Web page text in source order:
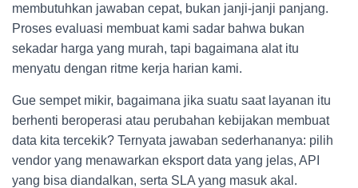
membutuhkan jawaban cepat, bukan janji-janji panjang.
Proses evaluasi membuat kami sadar bahwa bukan
sekadar harga yang murah, tapi bagaimana alat itu
menyatu dengan ritme kerja harian kami.
Gue sempet mikir, bagaimana jika suatu saat layanan itu
berhenti beroperasi atau perubahan kebijakan membuat
data kita tercekik? Ternyata jawaban sederhananya: pilih
vendor yang menawarkan eksport data yang jelas, API
yang bisa diandalkan, serta SLA yang masuk akal.